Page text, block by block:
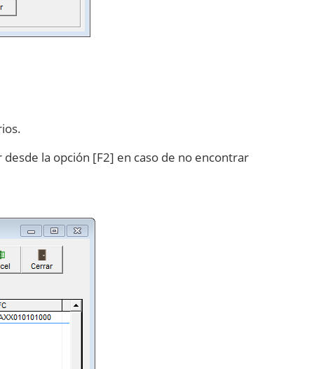
la opción [F2] en caso de no encontrar